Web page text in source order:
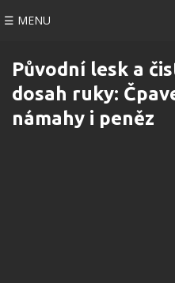
☰ MENU
Původní lesk a
dosah ruky:
námahy i peněz